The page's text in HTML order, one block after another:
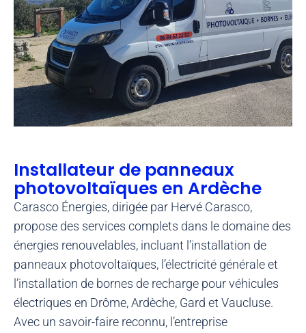
Installateur de panneaux
photovoltaïques en Ardèche
Carasco Énergies, dirigée par Hervé Carasco,
propose des services complets dans le domaine des
énergies renouvelables, incluant l’installation de
panneaux photovoltaïques, l’électricité générale et
l’installation de bornes de recharge pour véhicules
électriques en Drôme, Ardèche, Gard et Vaucluse.
Avec un savoir-faire reconnu, l’entreprise